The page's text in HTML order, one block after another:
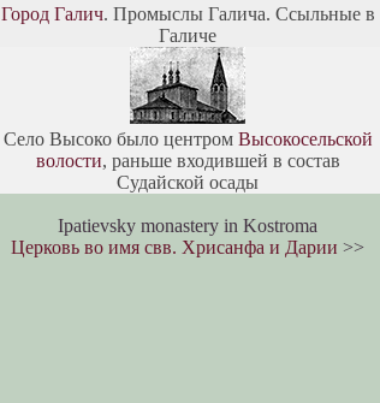
Город Галич. Промыслы Галича. Ссыльные в
Галиче
Село Высоко было центром Высокосельской
волости, раньше входившей в состав
Судайской осады
Ipatievsky monastery in Kostroma
Церковь во имя свв. Хрисанфа и Дарии >>